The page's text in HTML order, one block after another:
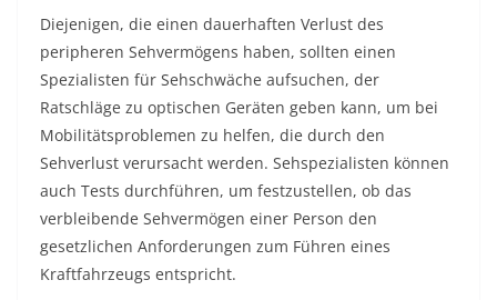
Diejenigen, die einen dauerhaften Verlust des
peripheren Sehvermögens haben, sollten einen
Spezialisten für Sehschwäche aufsuchen, der
Ratschläge zu optischen Geräten geben kann, um bei
Mobilitätsproblemen zu helfen, die durch den
Sehverlust verursacht werden. Sehspezialisten können
auch Tests durchführen, um festzustellen, ob das
verbleibende Sehvermögen einer Person den
gesetzlichen Anforderungen zum Führen eines
Kraftfahrzeugs entspricht.